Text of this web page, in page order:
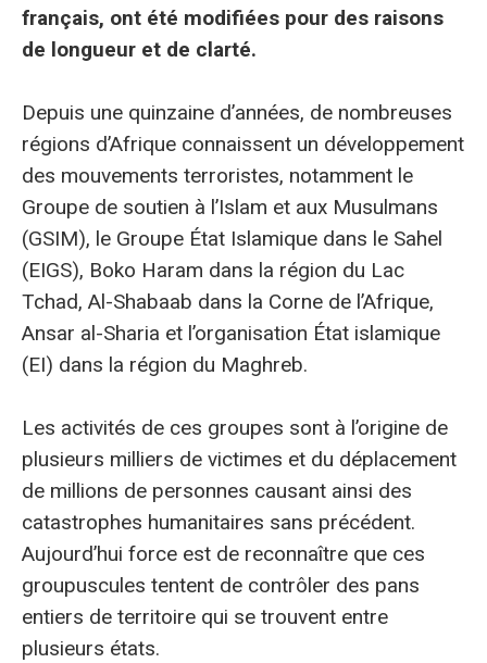
français, ont été modifiées pour des raisons
de longueur et de clarté.
Depuis une quinzaine d’années, de nombreuses
régions d’Afrique connaissent un développement
des mouvements terroristes, notamment le
Groupe de soutien à l’Islam et aux Musulmans
(GSIM), le Groupe État Islamique dans le Sahel
(EIGS), Boko Haram dans la région du Lac
Tchad, Al-Shabaab dans la Corne de l’Afrique,
Ansar al-Sharia et l’organisation État islamique
(EI) dans la région du Maghreb.
Les activités de ces groupes sont à l’origine de
plusieurs milliers de victimes et du déplacement
de millions de personnes causant ainsi des
catastrophes humanitaires sans précédent.
Aujourd’hui force est de reconnaître que ces
groupuscules tentent de contrôler des pans
entiers de territoire qui se trouvent entre
plusieurs états.